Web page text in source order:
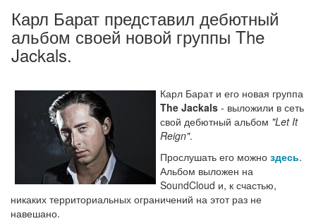
Карл Барат представил дебютный
альбом своей новой группы The
Jackals.
Карл Барат и его новая группа
The Jackals - выложили в сеть
свой дебютный альбом "Let It
Reign".
Прослушать его можно здесь.
Альбом выложен на
SoundCloud и, к счастью,
никаких территориальных ограничений на этот раз не
навешано.